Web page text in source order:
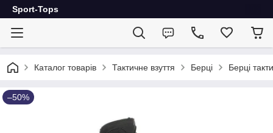
Sport-Tops
Каталог товарів Тактичне взуття Берці Берці
–50%